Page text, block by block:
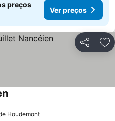
preços
Ver preços
Partilhar
Houdemont